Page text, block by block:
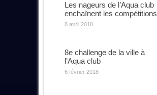
Les nageurs de l’Aqua club
enchaînent les compétitions
8 avril 2018
8e challenge de la ville à
l’Aqua club
6 février 2018